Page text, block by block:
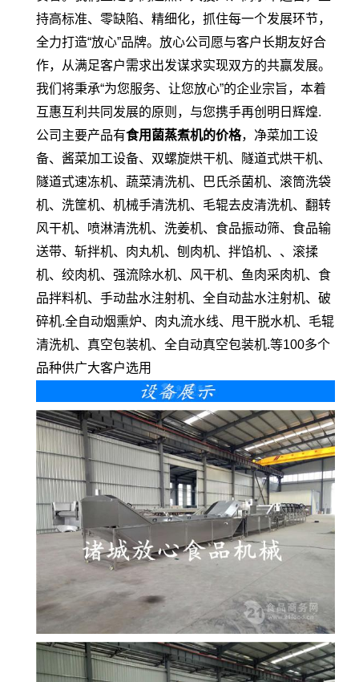
持高标准、零缺陷、精细化，抓住每一个发展环节，
全力打造“放心”品牌。放心公司愿与客户长期友好合
作，从满足客户需求出发谋求实现双方的共赢发展。
我们将秉承“为您服务、让您放心”的企业宗旨，本着
互惠互利共同发展的原则，与您携手再创明日辉煌.
公司主要产品有食用菌蒸煮机的价格，净菜加工设
备、酱菜加工设备、双螺旋烘干机、隧道式烘干机、
隧道式速冻机、蔬菜清洗机、巴氏杀菌机、滚筒洗袋
机、洗筐机、机械手清洗机、毛辊去皮清洗机、翻转
风干机、喷淋清洗机、洗姜机、食品振动筛、食品输
送带、斩拌机、肉丸机、刨肉机、拌馅机、、滚揉
机、绞肉机、强流除水机、风干机、鱼肉采肉机、食
品拌料机、手动盐水注射机、全自动盐水注射机、破
碎机.全自动烟熏炉、肉丸流水线、甩干脱水机、毛辊
清洗机、真空包装机、全自动真空包装机.等100多个
品种供广大客户选用